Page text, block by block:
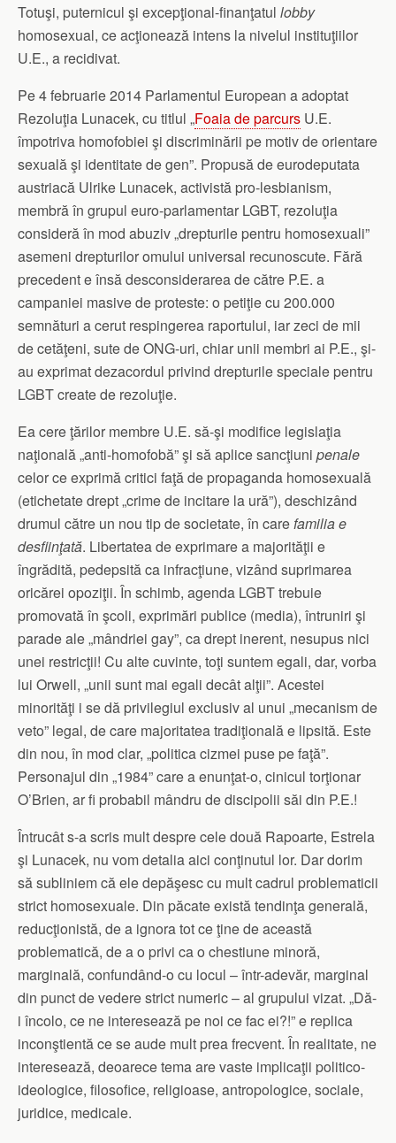
Totuşi, puternicul şi excepţional-finanţatul lobby
homosexual, ce acţionează intens la nivelul instituţiilor
U.E., a recidivat.
Pe 4 februarie 2014 Parlamentul European a adoptat
Rezoluţia Lunacek, cu titlul „Foaia de parcurs U.E.
împotriva homofobiei şi discriminării pe motiv de orientare
sexuală şi identitate de gen”. Propusă de eurodeputata
austriacă Ulrike Lunacek, activistă pro-lesbianism,
membră în grupul euro-parlamentar LGBT, rezoluţia
consideră în mod abuziv „drepturile pentru homosexuali”
asemeni drepturilor omului universal recunoscute. Fără
precedent e însă desconsiderarea de către P.E. a
campaniei masive de proteste: o petiţie cu 200.000
semnături a cerut respingerea raportului, iar zeci de mii
de cetăţeni, sute de ONG-uri, chiar unii membri ai P.E., şi-
au exprimat dezacordul privind drepturile speciale pentru
LGBT create de rezoluţie.
Ea cere ţărilor membre U.E. să-şi modifice legislaţia
naţională „anti-homofobă” şi să aplice sancţiuni penale
celor ce exprimă critici faţă de propaganda homosexuală
(etichetate drept „crime de incitare la ură”), deschizând
drumul către un nou tip de societate, în carefamilia e
desfiinţată. Libertatea de exprimare a majorităţii e
îngrădită, pedepsită ca infracţiune, vizând suprimarea
oricărei opoziţii. În schimb, agenda LGBT trebuie
promovată în şcoli, exprimări publice (media), întruniri şi
parade ale „mândriei gay”, ca drept inerent, nesupus nici
unei restricţii! Cu alte cuvinte, toţi suntem egali, dar, vorba
lui Orwell, „unii sunt mai egali decât alţii”. Acestei
minorităţi i se dă privilegiul exclusiv al unui „mecanism de
veto” legal, de care majoritatea tradiţională e lipsită. Este
din nou, în mod clar, „politica cizmei puse pe faţă”.
Personajul din „1984” care a enunţat-o, cinicul torţionar
O’Brien, ar fi probabil mândru de discipolii săi din P.E.!
Întrucât s-a scris mult despre cele două Rapoarte, Estrela
şi Lunacek, nu vom detalia aici conţinutul lor. Dar dorim
să subliniem că ele depăşesc cu mult cadrul problematicii
strict homosexuale. Din păcate există tendinţa generală,
reducţionistă, de a ignora tot ce ţine de această
problematică, de a o privi ca o chestiune minoră,
marginală, confundând-o cu locul – într-adevăr, marginal
din punct de vedere strict numeric – al grupului vizat. „Dă-
i încolo, ce ne interesează pe noi ce fac ei?!” e replica
inconştientă ce se aude mult prea frecvent. În realitate, ne
interesează, deoarece tema are vaste implicaţii politico-
ideologice, filosofice, religioase, antropologice, sociale,
juridice, medicale.